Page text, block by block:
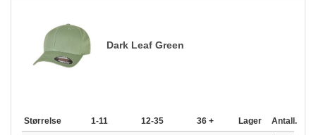
Dark Leaf Green
Størrelse 1-11 12-35 36 + Lager Antall.